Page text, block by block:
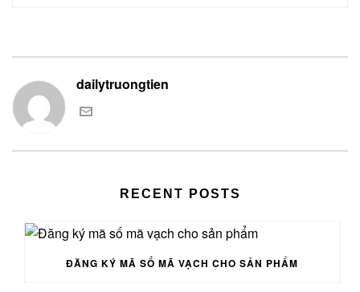
dailytruongtien
RECENT POSTS
ĐĂNG KÝ MÃ SỐ MÃ VẠCH CHO SẢN PHẨM